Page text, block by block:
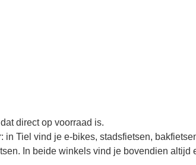
direct op voorraad is.
in Tiel vind je e-bikes, stadsfietsen,
In beide winkels vind je bovendien altijd